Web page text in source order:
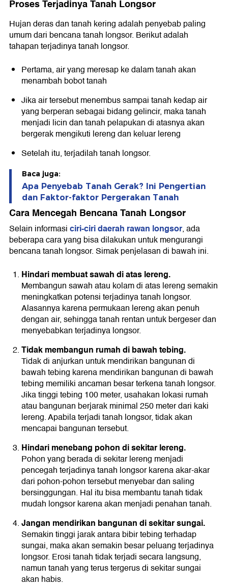
Proses Terjadinya Tanah Longsor
Hujan deras dan tanah kering adalah penyebab paling
umum dari bencana tanah longsor. Berikut adalah
tahapan terjadinya tanah longsor.
Pertama, air yang meresap ke dalam tanah akan
menambah bobot tanah
Jika air tersebut menembus sampai tanah kedap air
yang berperan sebagai bidang gelincir, maka tanah
menjadi licin dan tanah pelapukan di atasnya akan
bergerak mengikuti lereng dan keluar lereng
Setelah itu, terjadilah tanah longsor.
Baca juga:
Apa Penyebab Tanah Gerak? Ini Pengertian
dan Faktor-faktor Pergerakan Tanah
Cara Mencegah Bencana Tanah Longsor
Selain informasiciri-ciri daerah rawan longsor, ada
beberapa cara yang bisa dilakukan untuk mengurangi
bencana tanah longsor. Simak penjelasan di bawah ini.
Hindari membuat sawah di atas lereng.
Membangun sawah atau kolam di atas lereng semakin
meningkatkan potensi terjadinya tanah longsor.
Alasannya karena permukaan lereng akan penuh
dengan air, sehingga tanah rentan untuk bergeser dan
menyebabkan terjadinya longsor.
Tidak membangun rumah di bawah tebing.
Tidak di anjurkan untuk mendirikan bangunan di
bawah tebing karena mendirikan bangunan di bawah
tebing memiliki ancaman besar terkena tanah longsor.
Jika tinggi tebing 100 meter, usahakan lokasi rumah
atau bangunan berjarak minimal 250 meter dari kaki
lereng. Apabila terjadi tanah longsor, tidak akan
mencapai bangunan tersebut.
Hindari menebang pohon di sekitar lereng.
Pohon yang berada di sekitar lereng menjadi
pencegah terjadinya tanah longsor karena akar-akar
dari pohon-pohon tersebut menyebar dan saling
bersinggungan. Hal itu bisa membantu tanah tidak
mudah longsor karena akan menjadi penahan tanah.
Jangan mendirikan bangunan di sekitar sungai.
Semakin tinggi jarak antara bibir tebing terhadap
sungai, maka akan semakin besar peluang terjadinya
longsor. Erosi tanah tidak terjadi secara langsung,
namun tanah yang terus tergerus di sekitar sungai
akan habis.